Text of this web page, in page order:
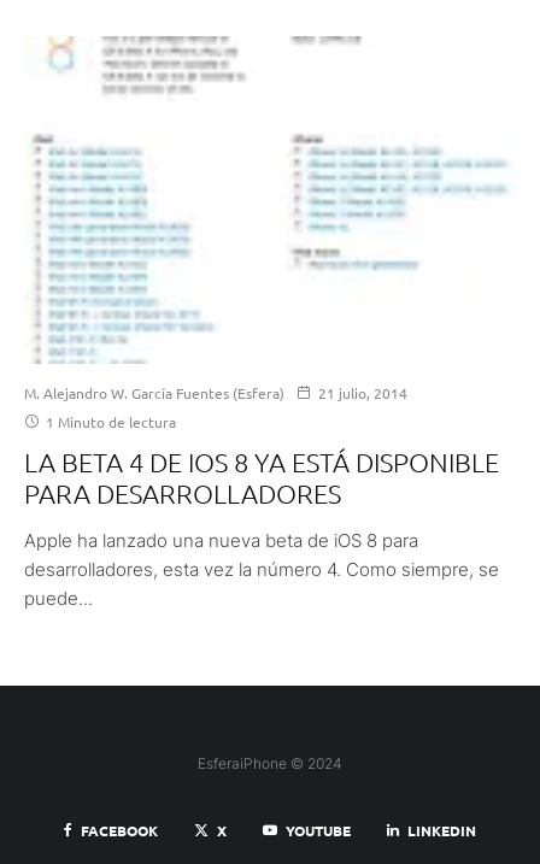
M. Alejandro W. García Fuentes (Esfera)
21 julio, 2014
1 Minuto de lectura
LA BETA 4 DE IOS 8 YA ESTÁ DISPONIBLE
PARA DESARROLLADORES
Apple ha lanzado una nueva beta de iOS 8 para
desarrolladores, esta vez la número 4. Como siempre, se
puede...
EsferaiPhone © 2024
FACEBOOK X YOUTUBE LINKEDIN